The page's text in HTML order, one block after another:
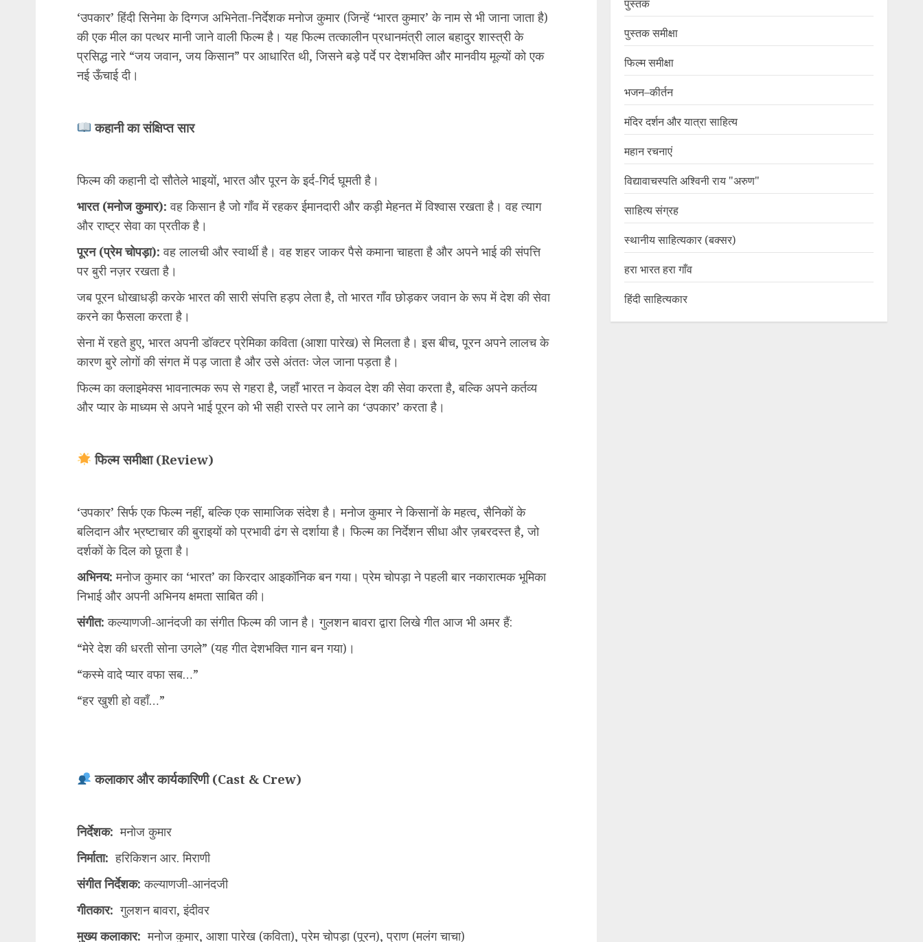
‘उपकार’ हिंदी सिनेमा के दिग्गज अभिनेता-निर्देशक मनोज कुमार (जिन्हें ‘भारत कुमार’ के नाम से भी जाना जाता है)
की एक मील का पत्थर मानी जाने वाली फिल्म है। यह फिल्म तत्कालीन प्रधानमंत्री लाल बहादुर शास्त्री के
प्रसिद्ध नारे “जय जवान, जय किसान” पर आधारित थी, जिसने बड़े पर्दे पर देशभक्ति और मानवीय मूल्यों को एक
नई ऊँचाई दी।
कहानी का संक्षिप्त सार
फिल्म की कहानी दो सौतेले भाइयों, भारत और पूरन के इर्द-गिर्द घूमती है।
भारत (मनोज कुमार): वह किसान है जो गाँव में रहकर ईमानदारी और कड़ी मेहनत में विश्वास रखता है। वह त्याग
और राष्ट्र सेवा का प्रतीक है।
पूरन (प्रेम चोपड़ा): वह लालची और स्वार्थी है। वह शहर जाकर पैसे कमाना चाहता है और अपने भाई की संपत्ति
पर बुरी नज़र रखता है।
जब पूरन धोखाधड़ी करके भारत की सारी संपत्ति हड़प लेता है, तो भारत गाँव छोड़कर जवान के रूप में देश की सेवा
करने का फैसला करता है।
सेना में रहते हुए, भारत अपनी डॉक्टर प्रेमिका कविता (आशा पारेख) से मिलता है। इस बीच, पूरन अपने लालच के
कारण बुरे लोगों की संगत में पड़ जाता है और उसे अंततः जेल जाना पड़ता है।
फिल्म का क्लाइमेक्स भावनात्मक रूप से गहरा है, जहाँ भारत न केवल देश की सेवा करता है, बल्कि अपने कर्तव्य
और प्यार के माध्यम से अपने भाई पूरन को भी सही रास्ते पर लाने का ‘उपकार’ करता है।
फिल्म समीक्षा (Review)
‘उपकार’ सिर्फ एक फिल्म नहीं, बल्कि एक सामाजिक संदेश है। मनोज कुमार ने किसानों के महत्व, सैनिकों के
बलिदान और भ्रष्टाचार की बुराइयों को प्रभावी ढंग से दर्शाया है। फिल्म का निर्देशन सीधा और ज़बरदस्त है, जो
दर्शकों के दिल को छूता है।
अभिनय: मनोज कुमार का ‘भारत’ का किरदार आइकॉनिक बन गया। प्रेम चोपड़ा ने पहली बार नकारात्मक भूमिका
निभाई और अपनी अभिनय क्षमता साबित की।
संगीत: कल्याणजी-आनंदजी का संगीत फिल्म की जान है। गुलशन बावरा द्वारा लिखे गीत आज भी अमर हैं:
“मेरे देश की धरती सोना उगले” (यह गीत देशभक्ति गान बन गया)।
“कस्मे वादे प्यार वफा सब…”
“हर खुशी हो वहाँ…”
कलाकार और कार्यकारिणी (Cast & Crew)
निर्देशक: मनोज कुमार
निर्माता: हरिकिशन आर. मिराणी
संगीत निर्देशक: कल्याणजी-आनंदजी
गीतकार: गुलशन बावरा, इंदीवर
मुख्य कलाकार: मनोज कुमार, आशा पारेख (कविता), प्रेम चोपड़ा (पूरन), प्राण (मलंग चाचा)
पुस्तक
पुस्तक समीक्षा
फिल्म समीक्षा
भजन–कीर्तन
मंदिर दर्शन और यात्रा साहित्य
महान रचनाएं
विद्यावाचस्पति अश्विनी राय "अरुण"
साहित्य संग्रह
स्थानीय साहित्यकार (बक्सर)
हरा भारत हरा गाँव
हिंदी साहित्यकार